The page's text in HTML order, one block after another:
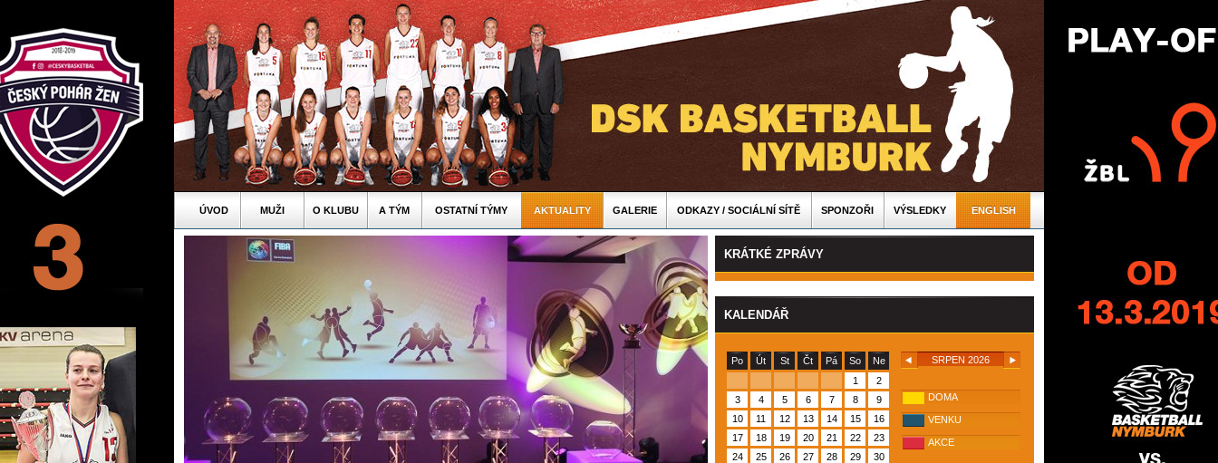
ÚVOD MUŽI O KLUBU A TÝM OSTATNÍ TÝMY AKTUALITY GALERIE ODKAZY / SOCIÁLNÍ SÍTĚ SPONZOŘI VÝSLEDKY ENGLISH
KRÁTKÉ ZPRÁVY
KALENDÁŘ
SRPEN 2026
DOMA
VENKU
AKCE
Po Út St Čt Pá So
Ne
1
2
3
4 5 6 7 8
9
10
11 12 13 14 15
16
17
18 19 20 21 22
23
24
25 26 27 28 29
30